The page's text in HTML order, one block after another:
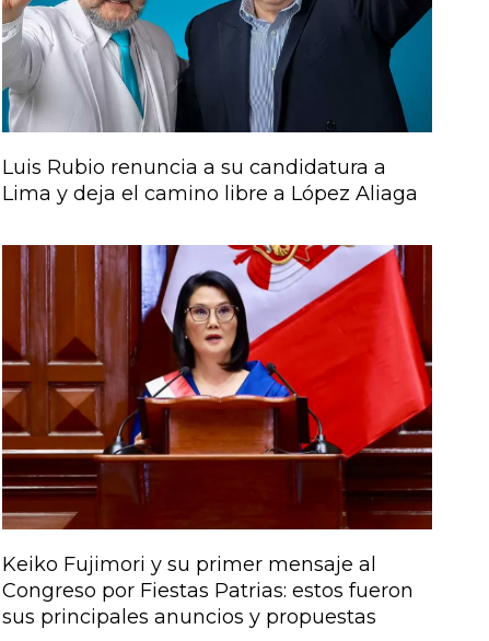
Luis Rubio renuncia a su candidatura a
Lima y deja el camino libre a López Aliaga
Keiko Fujimori y su primer mensaje al
Congreso por Fiestas Patrias: estos fueron
sus principales anuncios y propuestas